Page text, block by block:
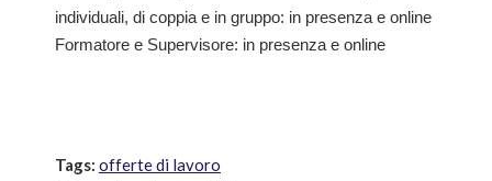
individuali, di coppia e in gruppo: in presenza e online
Formatore e Supervisore: in presenza e online
Tags: offerte di lavoro